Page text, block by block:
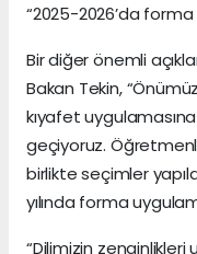
“2025-2026’da
Bir diğer önemli
Bakan Tekin,
kıyafet
geçiyoruz.
birlikte seçimler
yılında forma
“Dilimizin zenginlikleri